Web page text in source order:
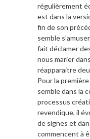
régulièrement
est dans la
fin de son
semble
fait déclamer
nous marier
réapparaitre
Pour la
semble dans la
processus
revendique, il
de signes et
commencent à